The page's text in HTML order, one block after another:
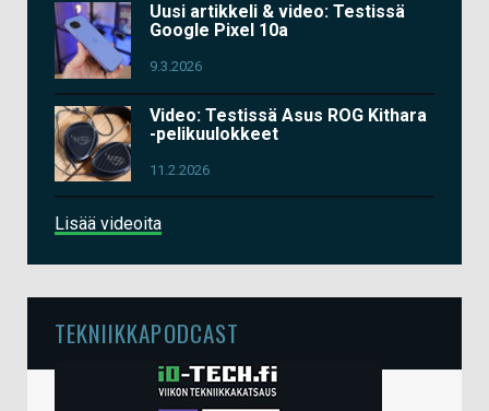
Uusi artikkeli & video: Testissä
Google Pixel 10a
9.3.2026
Video: Testissä Asus ROG Kithara
-pelikuulokkeet
11.2.2026
Lisää videoita
TEKNIIKKAPODCAST